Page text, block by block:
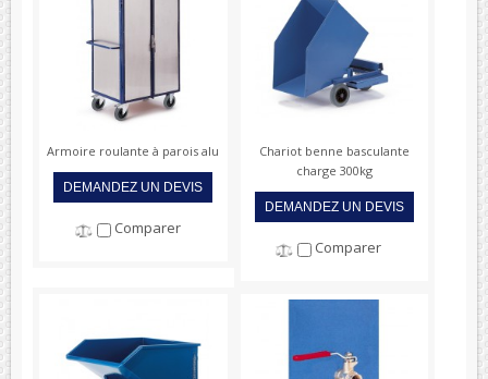
Armoire roulante à parois alu
DEMANDEZ UN DEVIS
Comparer
Chariot benne basculante
charge 300kg
DEMANDEZ UN DEVIS
Comparer